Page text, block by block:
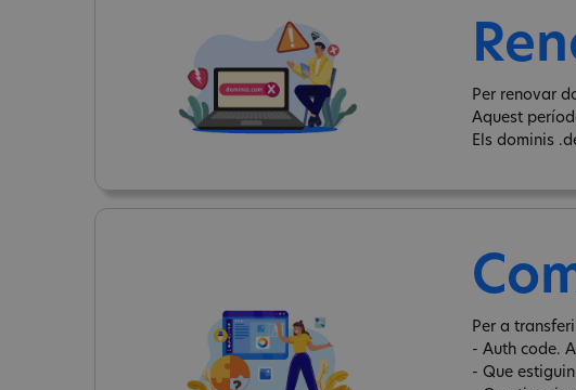
Per renovar
Aquest
Els dominis
Per a
- Auth code.
- Que